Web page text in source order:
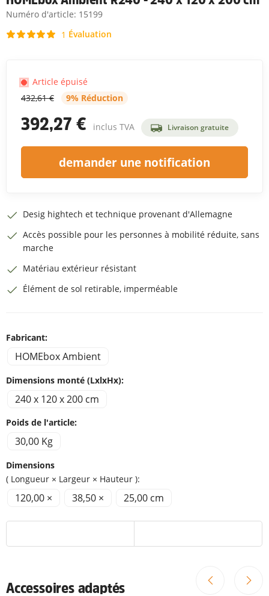
Numéro d'article: 15199
1 Évaluation
432,61 € 9% Réduction
392,27 € inclus TVA Livraison gratuite
Article épuisé
demander une notification
Desig hightech et technique provenant d'Allemagne
Accès possible pour les personnes à mobilité réduite, sans
marche
Matériau extérieur résistant
Élément de sol retirable, imperméable
Fabricant:
HOMEbox Ambient
Dimensions monté (LxlxHx):
240 x 120 x 200 cm
Poids de l'article:
30,00 Kg
Dimensions
( Longueur × Largeur × Hauteur ):
120,00 × 38,50 × 25,00 cm
Accessoires adaptés